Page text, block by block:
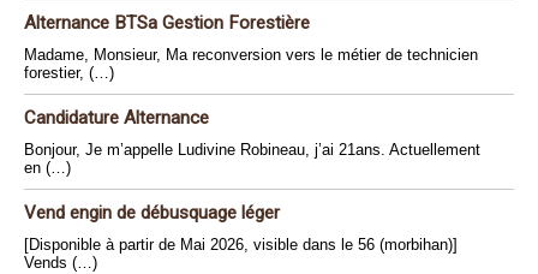
Alternance BTSa Gestion Forestière
Madame, Monsieur, Ma reconversion vers le métier de technicien
forestier, (…)
Candidature Alternance
Bonjour, Je m’appelle Ludivine Robineau, j’ai 21ans. Actuellement
en (…)
Vend engin de débusquage léger
[Disponible à partir de Mai 2026, visible dans le 56 (morbihan)]
Vends (…)